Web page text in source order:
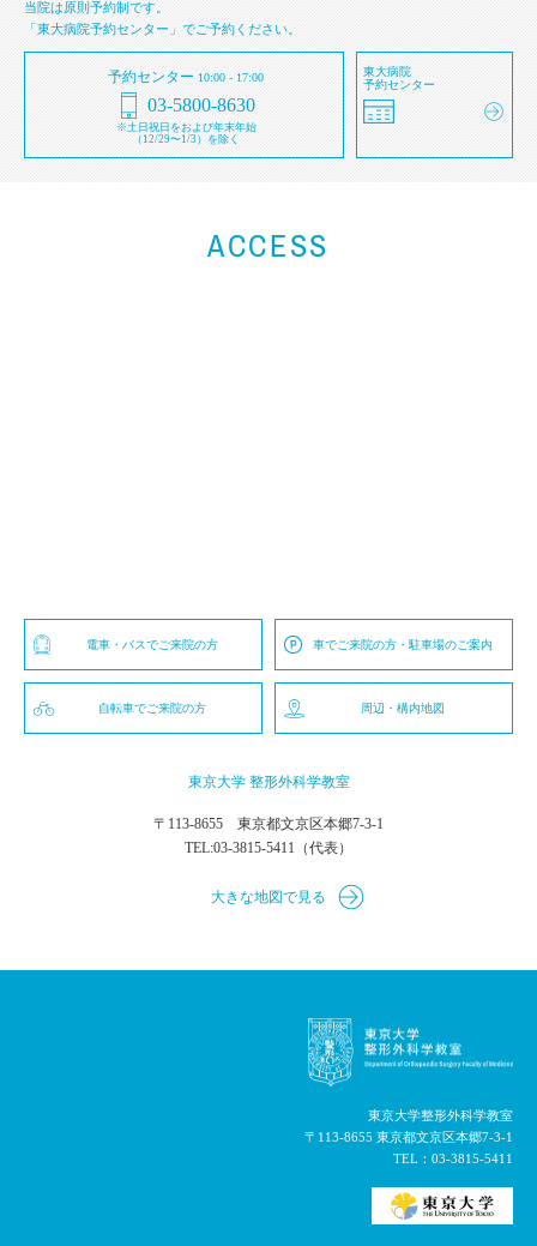
当院は原則予約制です。
「東大病院予約センター」でご予約ください。
予約センター 10:00 - 17:00
03-5800-8630
※土日祝日をおよび年末年始
（12/29〜1/3）を除く
東大病院
予約センター
ACCESS
電車・バスでご来院の方 車でご来院の方・駐車場のご案内
自転車でご来院の方 周辺・構内地図
東京大学 整形外科学教室
〒113-8655 東京都文京区本郷7-3-1
TEL:03-3815-5411 （代表）
大きな地図で見る
東京大学整形外科学教室
〒113-8655 東京都文京区本郷7-3-1
TEL： 03-3815-5411